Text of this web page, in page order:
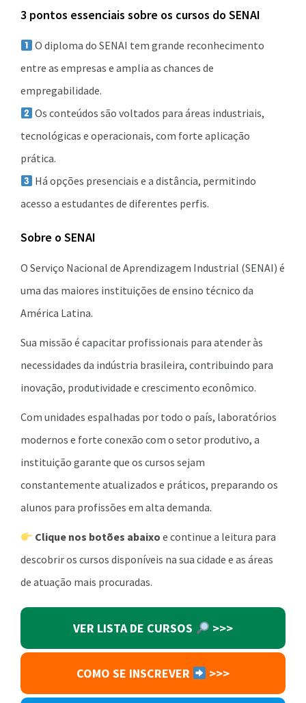
3 pontos essenciais sobre os cursos do SENAI
O diploma do SENAI tem grande reconhecimento
entre as empresas e amplia as chances de
empregabilidade.
Os conteúdos são voltados para áreas industriais,
tecnológicas e operacionais, com forte aplicação
prática.
Há opções presenciais e a distância, permitindo
acesso a estudantes de diferentes perfis.
Sobre o SENAI
O Serviço Nacional de Aprendizagem Industrial (SENAI) é
uma das maiores instituições de ensino técnico da
América Latina.
Sua missão é capacitar profissionais para atender às
necessidades da indústria brasileira, contribuindo para
inovação, produtividade e crescimento econômico.
Com unidades espalhadas por todo o país, laboratórios
modernos e forte conexão com o setor produtivo, a
instituição garante que os cursos sejam
constantemente atualizados e práticos, preparando os
alunos para profissões em alta demanda.
Clique nos botões abaixo e continue a leitura para
descobrir os cursos disponíveis na sua cidade e as áreas
de atuação mais procuradas.
VER LISTA DE CURSOS >>>
COMO SE INSCREVER >>>